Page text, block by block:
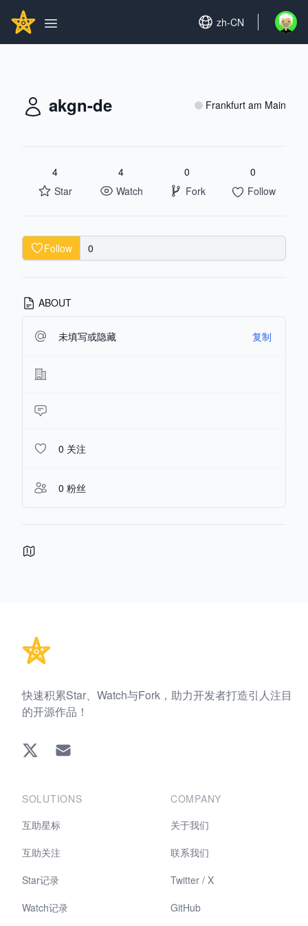
GITHUBSTAR
Open main menu
Set language
zh-CN Open
akgn-de Frankfurt am Main
4
Star
4
Watch
0
Fork
0
Follow
Follow 0
ABOUT
未填写或隐藏 复制
0 关注
0 粉丝
快速积累Star、Watch与Fork，助力开发者打造引人注目
的开源作品！
Twitter EMAIL
SOLUTIONS
互助星标
互助关注
Star记录
Watch记录
COMPANY
关于我们
联系我们
Twitter / X
GitHub